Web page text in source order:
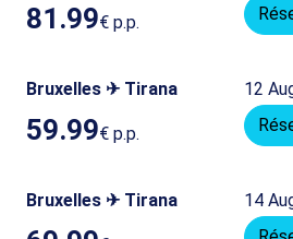
81.99€ p.p.
Bruxelles ✈ Tirana 12
59.99€ p.p.
Bruxelles ✈ Tirana 14